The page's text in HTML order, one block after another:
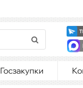
Госзакупки